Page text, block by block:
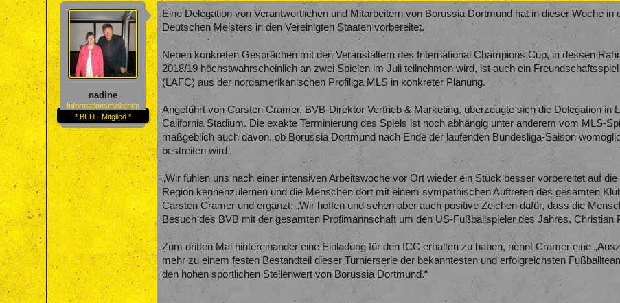
nadine
Informationsministerin
* BFD - Mitglied *
Eine Delegation von Verantwortlichen und Mitarbeitern von Borussia Dortmund hat in dieser Woche
Deutschen Meisters in den Vereinigten Staaten vorbereitet.
Neben konkreten Gesprächen mit den Veranstaltern des International Champions Cup, in dessen
2018/19 höchstwahrscheinlich an zwei Spielen im Juli teilnehmen wird, ist auch ein
(LAFC) aus der nordamerikanischen Profiliga MLS in konkreter Planung.
Angeführt von Carsten Cramer, BVB-Direktor Vertrieb & Marketing, überzeugte sich die Delegation in
California Stadium. Die exakte Terminierung des Spiels ist noch abhängig unter anderem vom MLS-
maßgeblich auch davon, ob Borussia Dortmund nach Ende der laufenden Bundesliga-Saison
bestreiten wird.
„Wir fühlen uns nach einer intensiven Arbeitswoche vor Ort wieder ein Stück besser vorbereitet auf
Region kennenzulernen und die Menschen dort mit einem sympathischen Auftreten des gesamten
Carsten Cramer und ergänzt: „Wir hoffen und sehen aber auch positive Zeichen dafür, dass die
Besuch des BVB mit der gesamten Profimannschaft um den US-Fußballspieler des Jahres, Christian
Zum dritten Mal hintereinander eine Einladung für den ICC erhalten zu haben, nennt Cramer eine
mehr zu einem festen Bestandteil dieser Turnierserie der bekanntesten und erfolgreichsten
den hohen sportlichen Stellenwert von Borussia Dortmund.“